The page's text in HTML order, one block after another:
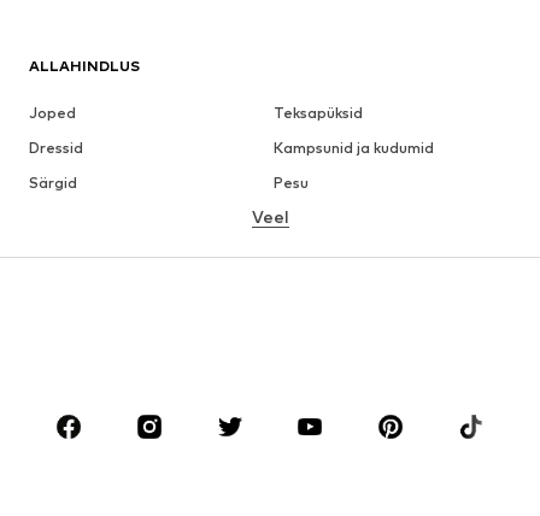
ALLAHINDLUS
Joped
Teksapüksid
Dressid
Kampsunid ja kudumid
Särgid
Pesu
Pluusid
Mantlid
Ülikonnad ja pintsakud
RIIDED
Veel